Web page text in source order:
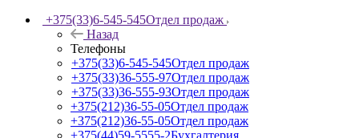
+375(33)6-545-545Отдел продаж
Назад
Телефоны
+375(33)6-545-545Отдел продаж
+375(33)36-555-97Отдел продаж
+375(33)36-555-93Отдел продаж
+375(212)36-55-05Отдел продаж
+375(212)36-55-05Отдел продаж
+375(44)59-5555-2Бухгалтерия